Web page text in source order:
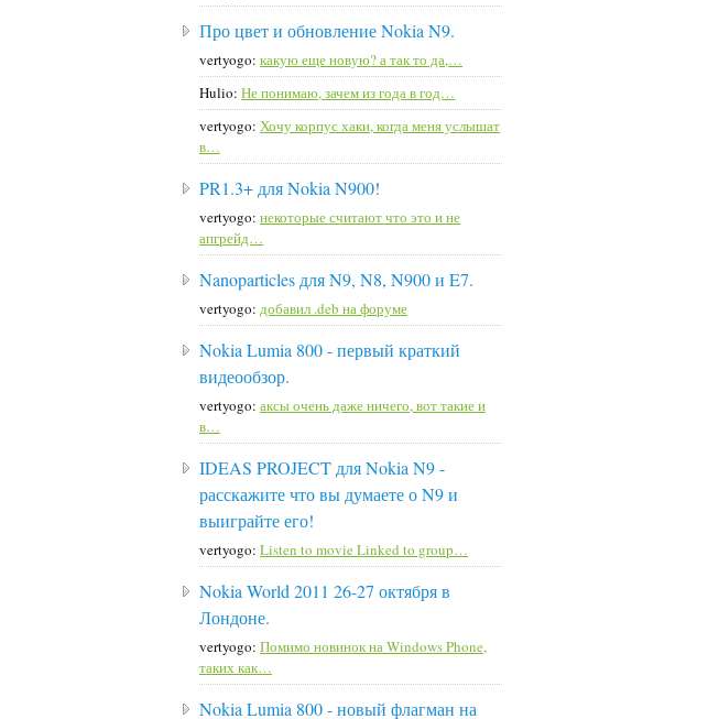
Про цвет и обновление Nokia N9.
vertyogo: какую еще новую? а так то да,…
Hulio: Не понимаю, зачем из года в год…
vertyogo: Хочу корпус хаки, когда меня услышат
в…
PR1.3+ для Nokia N900!
vertyogo: некоторые считают что это и не
апгрейд…
Nanoparticles для N9, N8, N900 и E7.
vertyogo: добавил .deb на форуме
Nokia Lumia 800 - первый краткий
видеообзор.
vertyogo: аксы очень даже ничего, вот такие и
в…
IDEAS PROJECT для Nokia N9 -
расскажите что вы думаете о N9 и
выиграйте его!
vertyogo: Listen to movie Linked to group…
Nokia World 2011 26-27 октября в
Лондоне.
vertyogo: Помимо новинок на Windows Phone,
таких как…
Nokia Lumia 800 - новый флагман на